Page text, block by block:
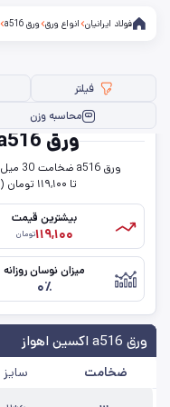
فولاد ایرانیان انواع ورق ورق a516
ضخامت
کارخانه
فیلتر
محاسبه وزن
ورق a516 ضخامت 30 میل
تا ۱۱۹,۱۰۰ تومان (بدون احتساب مالیات) قرار دارد.
بیشترین قیمت
۱۱۹,۱۰۰تومان
میزان نوسان روزانه
۰٪
ورق a516 اکسین اهواز
ضخامت سایز